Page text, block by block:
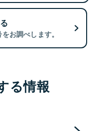
お調べします。
る情報